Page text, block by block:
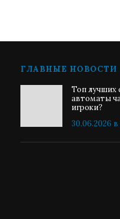
ГЛАВНЫЕ НОВОСТИ
Топ лучших
автоматы
игроки?
30.06.2026 в